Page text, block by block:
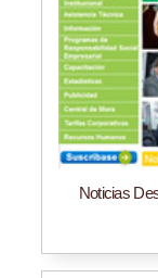
Noticias